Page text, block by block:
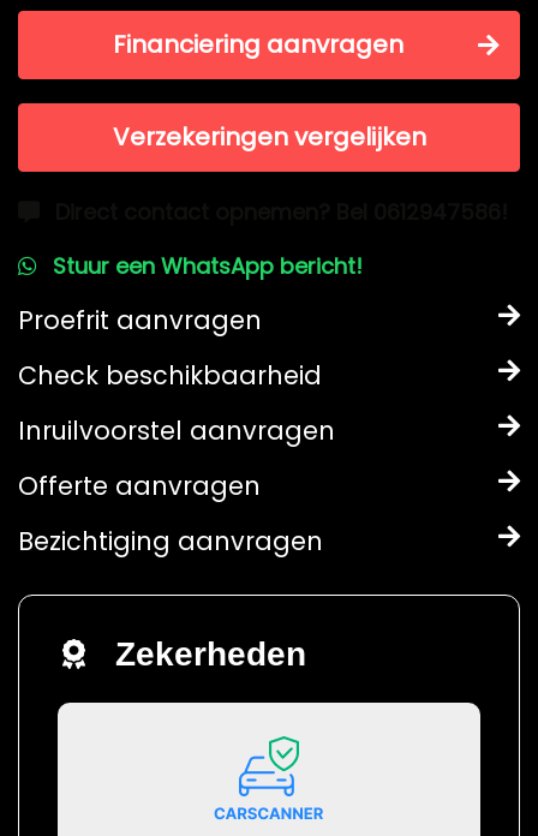
Financiering aanvragen
Verzekeringen vergelijken
Stuur een WhatsApp bericht!
Proefrit aanvragen
Check beschikbaarheid
Inruilvoorstel aanvragen
Offerte aanvragen
Bezichtiging aanvragen
Zekerheden